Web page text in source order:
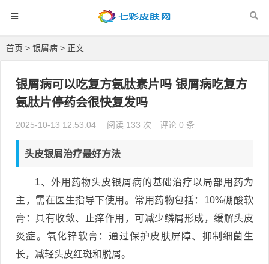
首页 > 银屑病 > 正文
银屑病可以吃复方氨肽素片吗 银屑病吃复方
氨肽片停药会很快复发吗
2025-10-13 12:53:04 阅读 133 次 评论 0 条
头皮银屑治疗最好方法
1、外用药物头皮银屑病的基础治疗以局部用药为
主，需在医生指导下使用。常用药物包括：10%硼酸软
膏：具有收敛、止痒作用，可减少鳞屑形成，缓解头皮
炎症。氧化锌软膏：通过保护皮肤屏障、抑制细菌生
长，减轻头皮红斑和脱屑。